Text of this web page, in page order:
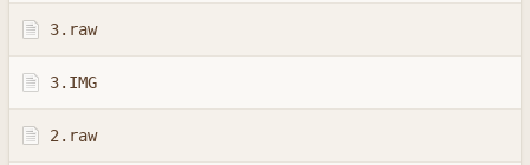
3.raw
3.IMG
2.raw